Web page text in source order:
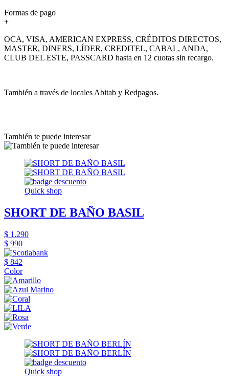
Formas de pago
+
OCA, VISA, AMERICAN EXPRESS, CRÉDITOS DIRECTOS,
MASTER, DINERS, LÍDER, CREDITEL, CABAL, ANDA,
CLUB DEL ESTE, PASSCARD hasta en 12 cuotas sin recargo.
También a través de locales Abitab y Redpagos.
También te puede interesar
Quick shop
SHORT DE BAÑO BASIL
$ 1.290
$ 990
$ 842
Color
Quick shop